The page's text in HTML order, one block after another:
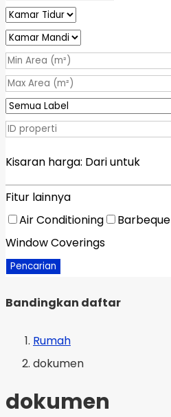
Kisaran harga: Dariuntuk
Fitur lainnya
Air Conditioning
Barbeque
Window Coverings
Pencarian
Bandingkan daftar
Rumah
dokumen
dokumen